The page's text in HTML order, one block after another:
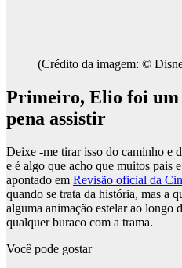
(Crédito da imagem: ©
Primeiro, Elio foi um
pena assistir
Deixe -me tirar isso do caminho e
e é algo que acho que muitos pais
apontado em Revisão oficial da
quando se trata da história, mas a
alguma animação estelar ao longo
qualquer buraco com a trama.
Você pode gostar